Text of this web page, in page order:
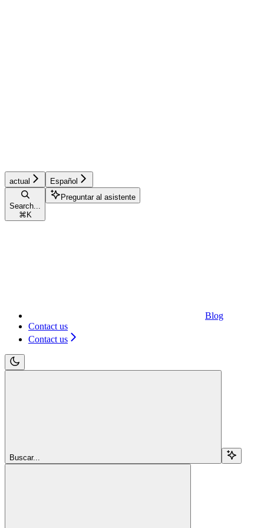
actual Español
Search...
⌘ K
Preguntar al asistente
Blog
Contact us
Contact us
Buscar...